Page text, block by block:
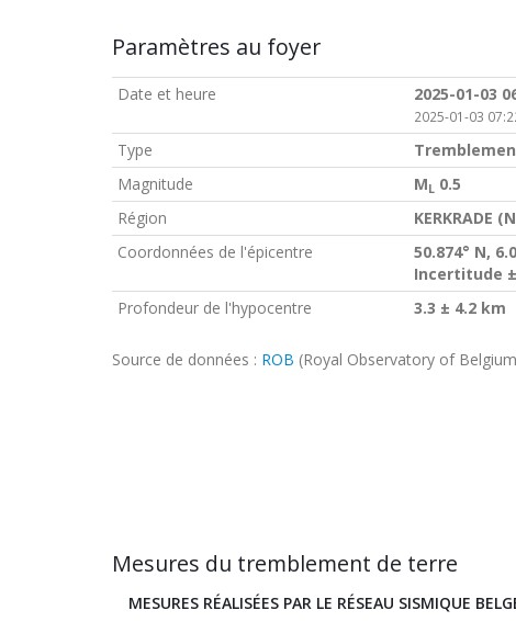
Paramètres au foyer
Date et heure 2025-01-03
2025-01-03
Type
Magnitude
ML 0.5
Région
KERKRADE
Coordonnées de l'épicentre
50.874° N,
Incertitude
Profondeur de l'hypocentre
3.3 ± 4.2 km
Source de données : ROB (Royal Observatory of
Mesures du tremblement de terre
MESURES RÉALISÉES PAR LE RÉSEAU SISMIQUE